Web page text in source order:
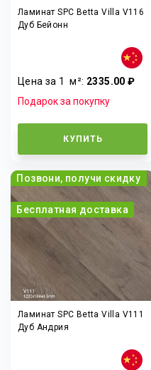
Ламинат SPC Betta Villa V116
Дуб Бейонн
Цена за 1м²: 2335.00 ₽
Подарок за покупку
КУПИТЬ
Позвони, получи скидку
Бесплатная доставка
Ламинат SPC Betta Villa V111
Дуб Андрия